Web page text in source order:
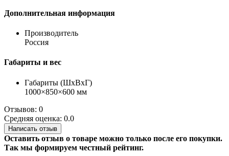
Дополнительная информация
Производитель
Россия
Габариты и вес
Габариты (ШхВхГ)
1000×850×600 мм
Отзывов: 0
Средняя оценка: 0.0
Написать отзыв
Оставить отзыв о товаре можно только после его покупки.
Так мы формируем честный рейтинг.